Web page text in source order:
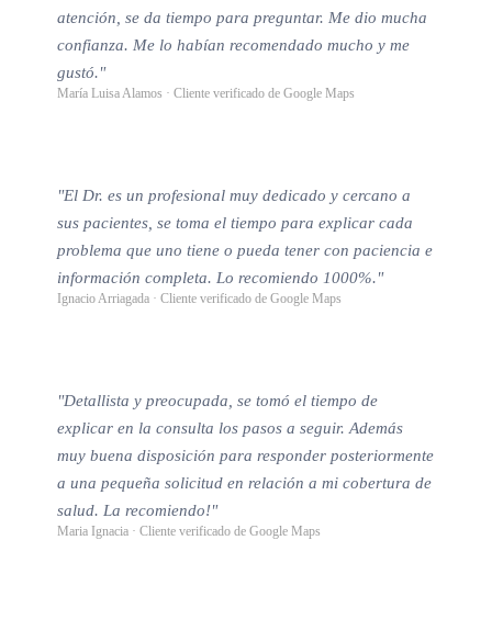
atención, se da tiempo para preguntar. Me dio mucha
confianza. Me lo habían recomendado mucho y me
gustó."
María Luisa Alamos · Cliente verificado de Google Maps
"El Dr. es un profesional muy dedicado y cercano a
sus pacientes, se toma el tiempo para explicar cada
problema que uno tiene o pueda tener con paciencia e
información completa. Lo recomiendo 1000%."
Ignacio Arriagada · Cliente verificado de Google Maps
"Detallista y preocupada, se tomó el tiempo de
explicar en la consulta los pasos a seguir. Además
muy buena disposición para responder posteriormente
a una pequeña solicitud en relación a mi cobertura de
salud. La recomiendo!"
Maria Ignacia · Cliente verificado de Google Maps